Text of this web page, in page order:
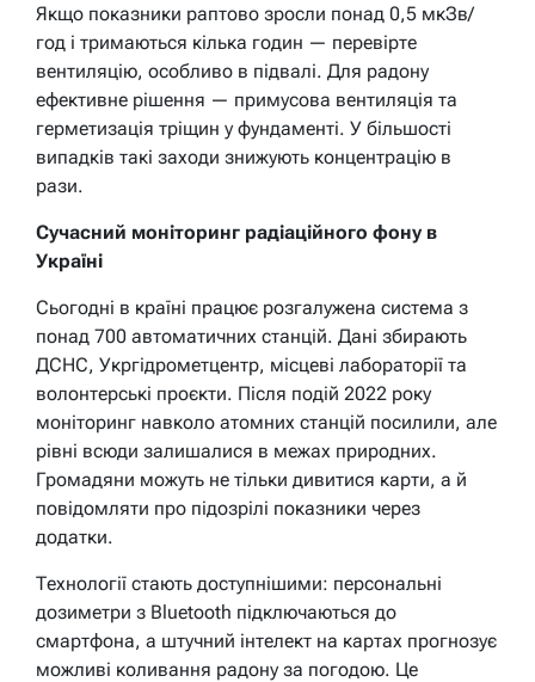
Якщо показники раптово зросли понад 0,5 мкЗв/
год і тримаються кілька годин — перевірте
вентиляцію, особливо в підвалі. Для радону
ефективне рішення — примусова вентиляція та
герметизація тріщин у фундаменті. У більшості
випадків такі заходи знижують концентрацію в
рази.
Сучасний моніторинг радіаційного фону в
Україні
Сьогодні в країні працює розгалужена система з
понад 700 автоматичних станцій. Дані збирають
ДСНС, Укргідрометцентр, місцеві лабораторії та
волонтерські проєкти. Після подій 2022 року
моніторинг навколо атомних станцій посилили, але
рівні всюди залишалися в межах природних.
Громадяни можуть не тільки дивитися карти, а й
повідомляти про підозрілі показники через
додатки.
Технології стають доступнішими: персональні
дозиметри з Bluetooth підключаються до
смартфона, а штучний інтелект на картах прогнозує
можливі коливання радону за погодою. Це